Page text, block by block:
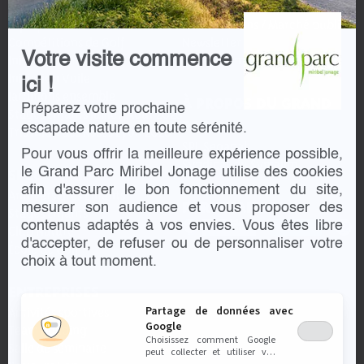
Votre visite commence
ici !
Préparez votre prochaine
escapade nature en toute sérénité.
Pour vous offrir la meilleure expérience possible,
le Grand Parc Miribel Jonage utilise des cookies
afin d'assurer le bon fonctionnement du site,
mesurer son audience et vous proposer des
contenus adaptés à vos envies. Vous êtes libre
d'accepter, de refuser ou de personnaliser votre
choix à tout moment.
Partage de données avec
Google
Choisissez comment Google
peut collecter et utiliser vos
Aquaparc BeFUN
Initiation Tir à l'arc
Initiation Voile
Jardinons ensemble
Stages Enfants Juillet-Août 2026
Triathlon des Roses Lyon 2026
SPÉCIAL KIDS
Anniversaires Enfants
Stages Enfants
Club Nature
École de Golf
Activités sportives
Team building
Salle de séminaire
Communiqué de presse
Consultations / Marché publics
Offres d’emploi
À PROPOS DU GRAND
PARC
SPL Segapal
Syndicat du Symalim
PARTENAIRES